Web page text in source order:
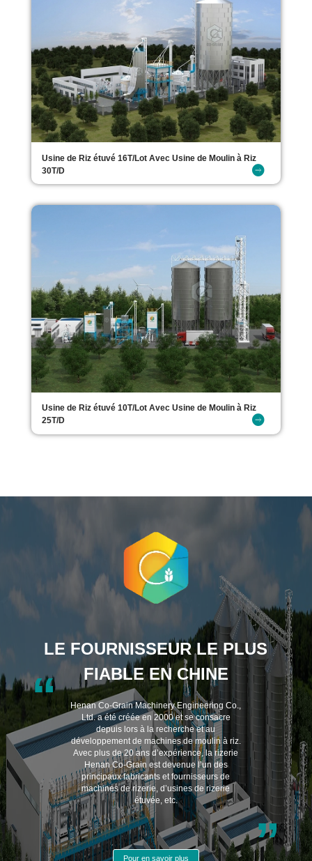
Usine de Riz étuvé 16T/Lot Avec Usine de Moulin à Riz
30T/D
Usine de Riz étuvé 10T/Lot Avec Usine de Moulin à Riz
25T/D
LE FOURNISSEUR LE PLUS
FIABLE EN CHINE
“
Henan Co-Grain Machinery Engineering Co.,
Ltd. a été créée en 2000 et se consacre
depuis lors à la recherche et au
développement de machines de moulin à riz.
Avec plus de 20 ans d’expérience, la rizerie
Henan Co-Grain est devenue l’un des
principaux fabricants et fournisseurs de
machines de rizerie, d’usines de rizerie
étuvée, etc.
”
Pour en savoir plus